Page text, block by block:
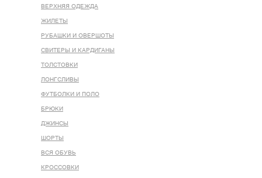
ВЕРХНЯЯ ОДЕЖДА
ЖИЛЕТЫ
РУБАШКИ И ОВЕРШОТЫ
СВИТЕРЫ И КАРДИГАНЫ
ТОЛСТОВКИ
ЛОНГСЛИВЫ
ФУТБОЛКИ И ПОЛО
БРЮКИ
ДЖИНСЫ
ШОРТЫ
ВСЯ ОБУВЬ
КРОССОВКИ